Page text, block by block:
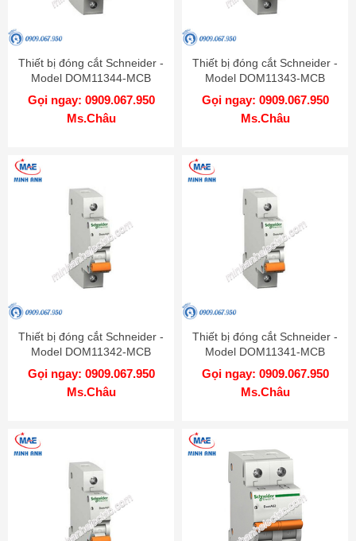
Thiết bị đóng cắt Schneider -
Model DOM11344-MCB
Gọi ngay: 0909.067.950
Ms.Châu
Thiết bị đóng cắt Schneider -
Model DOM11343-MCB
Gọi ngay: 0909.067.950
Ms.Châu
Thiết bị đóng cắt Schneider -
Model DOM11342-MCB
Gọi ngay: 0909.067.950
Ms.Châu
Thiết bị đóng cắt Schneider -
Model DOM11341-MCB
Gọi ngay: 0909.067.950
Ms.Châu